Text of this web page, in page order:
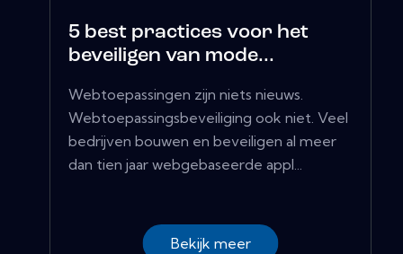
5 best practices voor het
beveiligen van mode...
Webtoepassingen zijn niets nieuws.
Webtoepassingsbeveiliging ook niet. Veel
bedrijven bouwen en beveiligen al meer
dan tien jaar webgebaseerde appl...
Bekijk meer